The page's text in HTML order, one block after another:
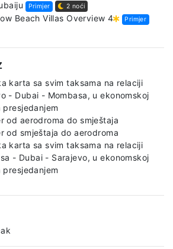
Primjer 2 noći
Beach Villas Overview 4
Primjer
karta sa svim taksama na relaciji
- Dubai - Mombasa, u ekonomskoj
presjedanjem
od aerodroma do smještaja
od smještaja do aerodroma
karta sa svim taksama na relaciji
- Dubai - Sarajevo, u ekonomskoj
presjedanjem